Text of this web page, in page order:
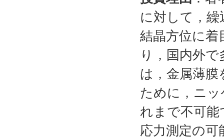
に対して，
結晶方位に着
り，国内外
は，金属薄膜
ために，ニ
れまで不可
応力測定の